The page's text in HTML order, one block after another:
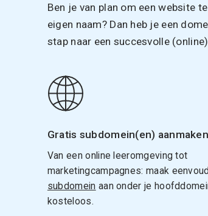
Ben je van plan om een website
eigen naam? Dan heb je een
stap naar een succesvolle
Gratis subdomein(en) aanmaken
Van een online leeromgeving tot
marketingcampagnes: maak
subdomein aan onder je
kosteloos.